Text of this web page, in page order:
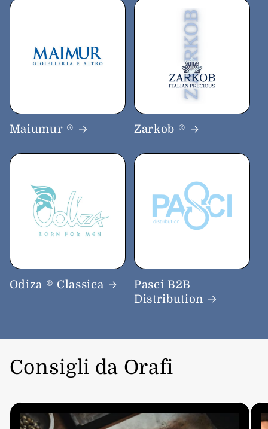
Maiumur ® Zarkob ®
Odiza ® Classica
Pasci B2B
Distribution
Consigli da Orafi